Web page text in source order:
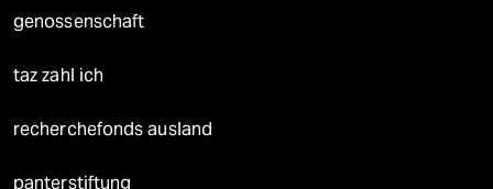
genossenschaft
taz zahl ich
recherchefonds ausland
panterstiftung